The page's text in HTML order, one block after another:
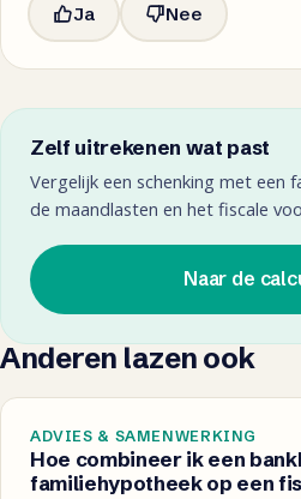
Ja Nee
Zelf uitrekenen wat past
Vergelijk een schenking met een
de maandlasten en het fiscale
Naar de
Anderen lazen ook
ADVIES & SAMENWERKING
Hoe combineer ik een
familiehypotheek op een